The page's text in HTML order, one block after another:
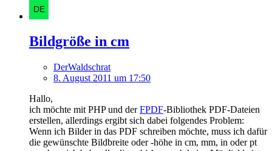
Bildgröße in cm
DerWaldschrat
8. August 2011 um 17:50
Hallo,
ich möchte mit PHP und derFPDF-Bibliothek PDF-Dateien
erstellen, allerdings ergibt sich dabei folgendes Problem:
Wenn ich Bilder in das PDF schreiben möchte, muss ich dafür
die gewünschte Bildbreite oder -höhe in cm, mm, in oder pt